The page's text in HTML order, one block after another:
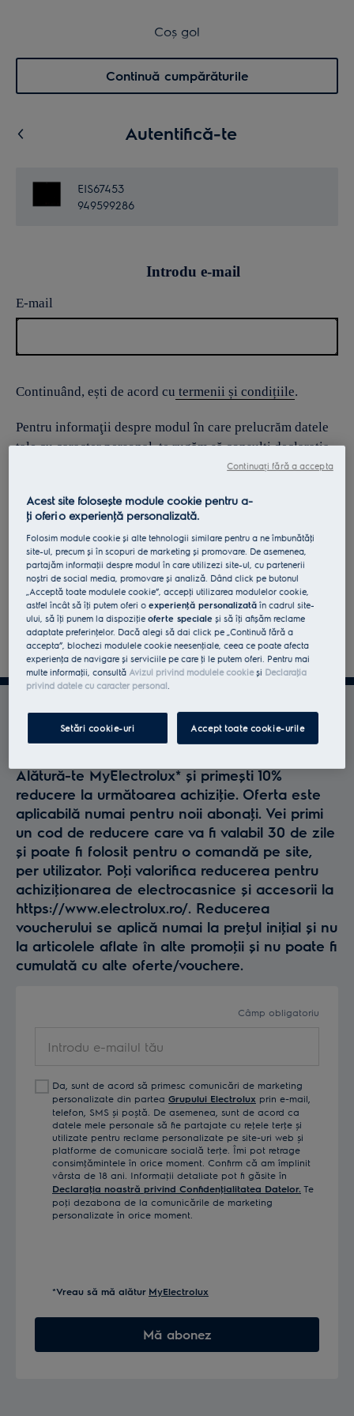
Menu 0
Coș de cumpărături
Coș gol
Continuă cumpărăturile
Autentifică-te
EIS67453
949599286
Introdu e-mail
E-mail
Continuând, ești de acord cu termenii și condițiile.
Pentru informaţii despre modul în care prelucrăm datele
tale cu caracter personal, te rugăm să consulţi declaraţia
Profită la maxim de
Electrolux
Alătură-te MyElectrolux* și primești 10%
reducere la următoarea achiziţie. Oferta este
aplicabilă numai pentru noii abonaţi. Vei primi
un cod de reducere care va fi valabil 30 de zile
și poate fi folosit pentru o comandă pe site,
per utilizator. Poţi valorifica reducerea pentru
achiziţionarea de electrocasnice și accesorii la
https://www.electrolux.ro/. Reducerea
voucherului se aplică numai la preţul iniţial și nu
la articolele aflate în alte promoţii și nu poate fi
cumulată cu alte oferte/vouchere.
Câmp obligatoriu
Da, sunt de acord să primesc comunicări de marketing
personalizate din partea Grupului Electrolux prin e-mail,
telefon, SMS și poștă. De asemenea, sunt de acord ca
datele mele personale să fie partajate cu reţele terţe și
utilizate pentru reclame personalizate pe site-uri web și
platforme de comunicare socială terţe. Îmi pot retrage
consimţămintele în orice moment. Confirm că am împlinit
vârsta de 18 ani. Informaţii detaliate pot fi găsite în
Declaraţia noastră privind Confidenţialitatea Datelor. Te
poţi dezabona de la comunicările de marketing
personalizate în orice moment.
*Vreau să mă alătur MyElectrolux
Mă abonez
Acest site folosește module cookie pentru a-
ţi oferi o experienţă personalizată.
Folosim module cookie și alte tehnologii similare pentru a ne îmbunătăţi
site-ul, precum și în scopuri de marketing și promovare. De asemenea,
partajăm informaţii despre modul în care utilizezi site-ul, cu partenerii
noștri de social media, promovare și analiză. Dând click pe butonul
„Acceptă toate modulele cookie”, accepţi utilizarea modulelor cookie,
astfel încât să îţi putem oferi oexperienţă personalizată în cadrul site-
ului, să îţi punem la dispoziţieoferte speciale și să îţi afișăm reclame
adaptate preferinţelor. Dacă alegi să dai click pe „Continuă fără a
accepta”, blochezi modulele cookie neesenţiale, ceea ce poate afecta
experienţa de navigare și serviciile pe care ţi le putem oferi. Pentru mai
multe informaţii, consultă Avizul privind modulele cookieși Declaraţia
privind datele cu caracter personal.
Setări cookie-uri Accept toate cookie-urile
Continuați fără a accepta